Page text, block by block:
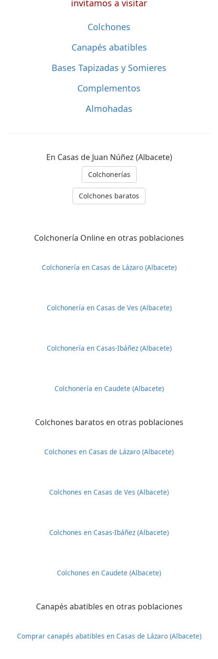
invitamos a visitar
Colchones
Canapés abatibles
Bases Tapizadas y Somieres
Complementos
Almohadas
En Casas de Juan Núñez (Albacete)
Colchonerías
Colchones baratos
Colchonería Online en otras poblaciones
Colchonería en Casas de Lázaro (Albacete)
Colchonería en Casas de Ves (Albacete)
Colchonería en Casas-Ibáñez (Albacete)
Colchonería en Caudete (Albacete)
Colchones baratos en otras poblaciones
Colchones en Casas de Lázaro (Albacete)
Colchones en Casas de Ves (Albacete)
Colchones en Casas-Ibáñez (Albacete)
Colchones en Caudete (Albacete)
Canapés abatibles en otras poblaciones
Comprar canapés abatibles en Casas de Lázaro (Albacete)